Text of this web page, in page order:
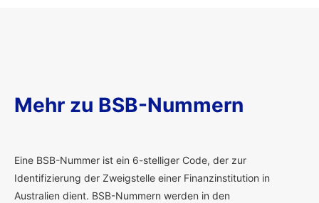
Mehr zu BSB-Nummern
Eine BSB-Nummer ist ein 6-stelliger Code, der zur
Identifizierung der Zweigstelle einer Finanzinstitution in
Australien dient. BSB-Nummern werden in den